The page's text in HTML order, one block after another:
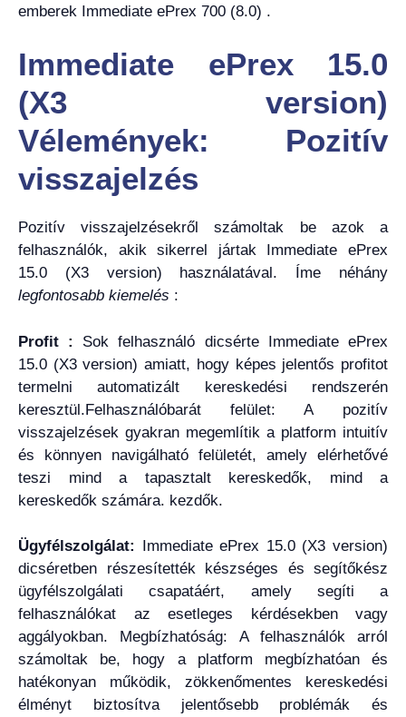
emberek Immediate ePrex 700 (8.0) .
Immediate ePrex 15.0
(X3 version)
Vélemények: Pozitív
visszajelzés
Pozitív visszajelzésekről számoltak be azok a
felhasználók, akik sikerrel jártak Immediate ePrex
15.0 (X3 version) használatával. Íme néhány
legfontosabb kiemelés :
Profit :
Sok felhasználó dicsérte Immediate ePrex
15.0 (X3 version) amiatt, hogy képes jelentős profitot
termelni automatizált kereskedési rendszerén
keresztül.Felhasználóbarát felület: A pozitív
visszajelzések gyakran megemlítik a platform intuitív
és könnyen navigálható felületét, amely elérhetővé
teszi mind a tapasztalt kereskedők, mind a
kereskedők számára. kezdők.
Ügyfélszolgálat: Immediate ePrex 15.0 (X3 version)
dicséretben részesítették készséges és segítőkész
ügyfélszolgálati csapatáért, amely segíti a
felhasználókat az esetleges kérdésekben vagy
aggályokban. Megbízhatóság: A felhasználók arról
számoltak be, hogy a platform megbízhatóan és
hatékonyan működik, zökkenőmentes kereskedési
élményt biztosítva jelentősebb problémák és